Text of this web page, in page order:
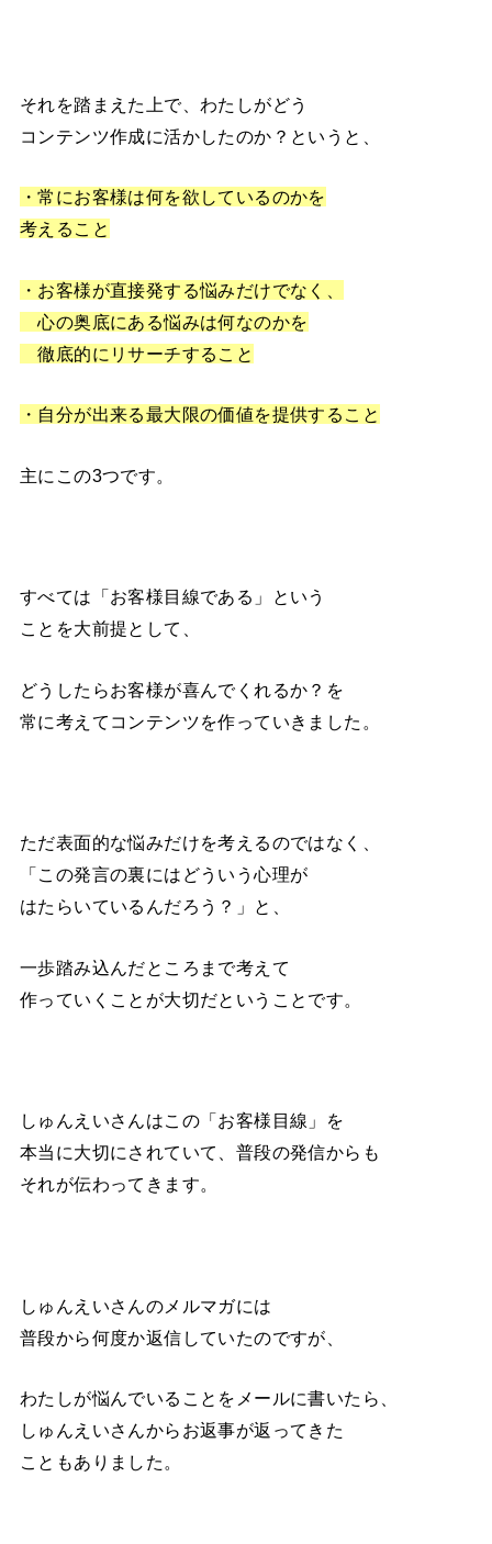
それを踏まえた上で、わたしがどう
コンテンツ作成に活かしたのか？というと、
・常にお客様は何を欲しているのかを
考えること
・お客様が直接発する悩みだけでなく、
心の奥底にある悩みは何なのかを
徹底的にリサーチすること
・自分が出来る最大限の価値を提供すること
主にこの3つです。
すべては「お客様目線である」という
ことを大前提として、
どうしたらお客様が喜んでくれるか？を
常に考えてコンテンツを作っていきました。
ただ表面的な悩みだけを考えるのではなく、
「この発言の裏にはどういう心理が
はたらいているんだろう？」と、
一歩踏み込んだところまで考えて
作っていくことが大切だということです。
しゅんえいさんはこの「お客様目線」を
本当に大切にされていて、普段の発信からも
それが伝わってきます。
しゅんえいさんのメルマガには
普段から何度か返信していたのですが、
わたしが悩んでいることをメールに書いたら、
しゅんえいさんからお返事が返ってきた
こともありました。